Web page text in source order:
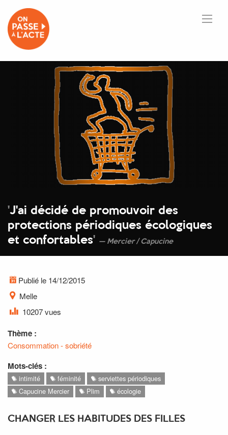
'J'ai décidé de promouvoir des
protections périodiques écologiques
et confortables' Mercier / Capucine
Publié le 14/12/2015
Melle
10207 vues
Thème :
Consommation - sobriété
Mots-clés :
intimité féminité
serviettes périodiques
Capucine Mercier
Plim écologie
CHANGER LES HABITUDES DES FILLES